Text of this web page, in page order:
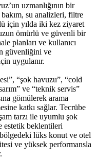
uzmanlığının bir
su analizleri, filtre
için yılda iki kez ziyaret
ömürlü ve güvenli bir
planları ve kullanıcı
güvenliğini ve
uygulanır.
“şok havuzu”, “cold
ve “teknik servis”
gömülerek arama
katkı sağlar. Tecrübe
tarzı ile uyumlu şok
estetik beklentileri
lüks konut ve otel
ve yüksek performansla